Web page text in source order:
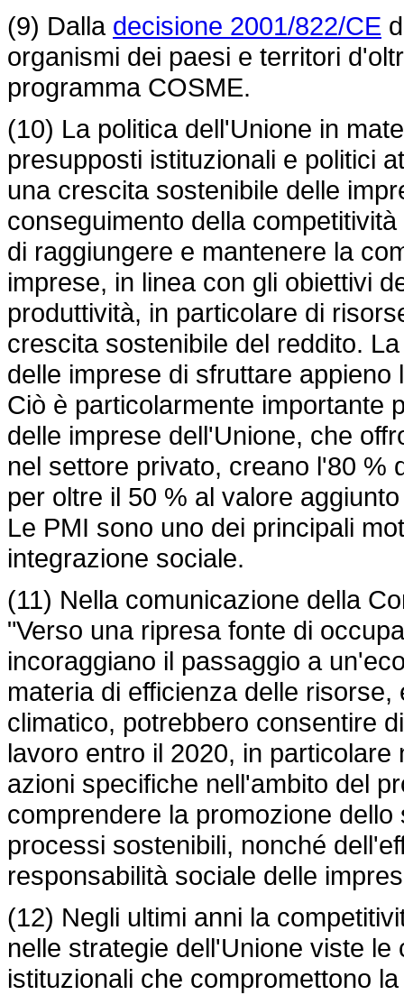
(9) Dalla decisione 2001/822/CE
organismi dei paesi e territori
programma COSME.
(10) La politica dell'Unione in
presupposti istituzionali e politici
una crescita sostenibile delle
conseguimento della
di raggiungere e mantenere la
imprese, in linea con gli obiettivi
produttività, in particolare di
crescita sostenibile del reddito.
delle imprese di sfruttare
Ciò è particolarmente importante
delle imprese dell'Unione, che
nel settore privato, creano l'80 %
per oltre il 50 % al valore
Le PMI sono uno dei principali
integrazione sociale.
(11) Nella comunicazione della
"Verso una ripresa fonte di
incoraggiano il passaggio a
materia di efficienza delle
climatico, potrebbero consentire
lavoro entro il 2020, in
azioni specifiche nell'ambito del
comprendere la promozione
processi sostenibili, nonché
responsabilità sociale delle
(12) Negli ultimi anni la
nelle strategie dell'Unione viste
istituzionali che compromettono